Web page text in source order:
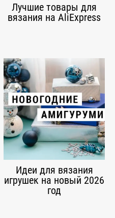
Лучшие товары для
вязания на AliExpress
Идеи для вязания
игрушек на новый 2026
год